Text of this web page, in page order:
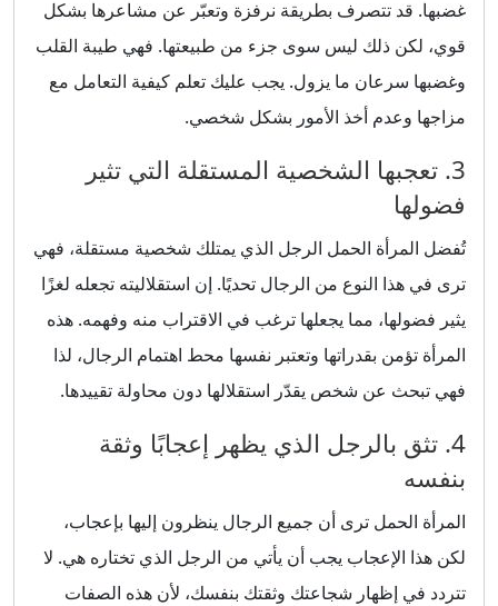
غضبها. قد تتصرف بطريقة نرفزة وتعبّر عن مشاعرها بشكل
قوي، لكن ذلك ليس سوى جزء من طبيعتها. فهي طيبة القلب
وغضبها سرعان ما يزول. يجب عليك تعلم كيفية التعامل مع
مزاجها وعدم أخذ الأمور بشكل شخصي.
3. تعجبها الشخصية المستقلة التي تثير
فضولها
تُفضل المرأة الحمل الرجل الذي يمتلك شخصية مستقلة، فهي
ترى في هذا النوع من الرجال تحديًا. إن استقلاليته تجعله لغزًا
يثير فضولها، مما يجعلها ترغب في الاقتراب منه وفهمه. هذه
المرأة تؤمن بقدراتها وتعتبر نفسها محط اهتمام الرجال، لذا
فهي تبحث عن شخص يقدّر استقلالها دون محاولة تقييدها.
4. تثق بالرجل الذي يظهر إعجابًا وثقة
بنفسه
المرأة الحمل ترى أن جميع الرجال ينظرون إليها بإعجاب،
لكن هذا الإعجاب يجب أن يأتي من الرجل الذي تختاره هي. لا
تتردد في إظهار شجاعتك وثقتك بنفسك، لأن هذه الصفات